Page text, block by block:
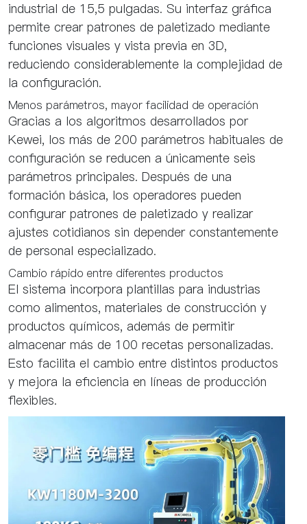
industrial de 15,5 pulgadas. Su interfaz gráfica
permite crear patrones de paletizado mediante
funciones visuales y vista previa en 3D,
reduciendo considerablemente la complejidad de
la configuración.
Menos parámetros, mayor facilidad de operación
Gracias a los algoritmos desarrollados por
Kewei, los más de 200 parámetros habituales de
configuración se reducen a únicamente seis
parámetros principales. Después de una
formación básica, los operadores pueden
configurar patrones de paletizado y realizar
ajustes cotidianos sin depender constantemente
de personal especializado.
Cambio rápido entre diferentes productos
El sistema incorpora plantillas para industrias
como alimentos, materiales de construcción y
productos químicos, además de permitir
almacenar más de 100 recetas personalizadas.
Esto facilita el cambio entre distintos productos
y mejora la eficiencia en líneas de producción
flexibles.